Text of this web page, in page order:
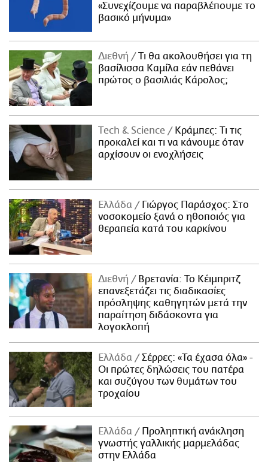
«Συνεχίζουμε να παραβλέπουμε το
βασικό μήνυμα»
Διεθνή
Τι θα ακολουθήσει για τη
βασίλισσα Καμίλα εάν πεθάνει
πρώτος ο βασιλιάς Κάρολος;
Τech & Science
Κράμπες: Τι τις
προκαλεί και τι να κάνουμε όταν
αρχίσουν οι ενοχλήσεις
Ελλάδα
Γιώργος Παράσχος: Στο
νοσοκομείο ξανά ο ηθοποιός για
θεραπεία κατά του καρκίνου
Διεθνή
Βρετανία: Το Κέιμπριτζ
επανεξετάζει τις διαδικασίες
πρόσληψης καθηγητών μετά την
παραίτηση διδάσκοντα για
λογοκλοπή
Ελλάδα
Σέρρες: «Τα έχασα όλα» -
Οι πρώτες δηλώσεις του πατέρα
και συζύγου των θυμάτων του
τροχαίου
Ελλάδα
Προληπτική ανάκληση
γνωστής γαλλικής μαρμελάδας
στην Ελλάδα